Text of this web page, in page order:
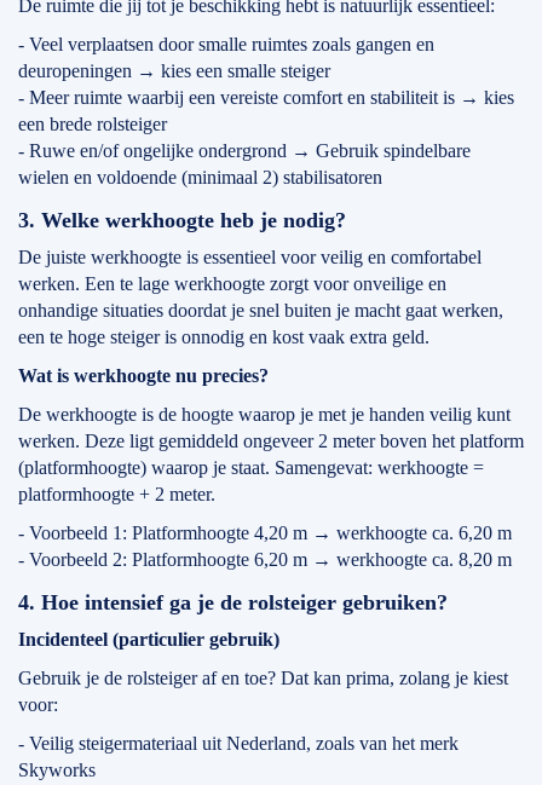
De ruimte die jij tot je beschikking hebt is natuurlijk essentieel:
- Veel verplaatsen door smalle ruimtes zoals gangen en
deuropeningen → kies een smalle steiger
- Meer ruimte waarbij een vereiste comfort en stabiliteit is → kies
een brede rolsteiger
- Ruwe en/of ongelijke ondergrond → Gebruik spindelbare
wielen en voldoende (minimaal 2) stabilisatoren
3. Welke werkhoogte heb je nodig?
De juiste werkhoogte is essentieel voor veilig en comfortabel
werken. Een te lage werkhoogte zorgt voor onveilige en
onhandige situaties doordat je snel buiten je macht gaat werken,
een te hoge steiger is onnodig en kost vaak extra geld.
Wat is werkhoogte nu precies?
De werkhoogte is de hoogte waarop je met je handen veilig kunt
werken. Deze ligt gemiddeld ongeveer 2 meter boven het platform
(platformhoogte) waarop je staat. Samengevat: werkhoogte =
platformhoogte + 2 meter.
- Voorbeeld 1: Platformhoogte 4,20 m → werkhoogte ca. 6,20 m
- Voorbeeld 2: Platformhoogte 6,20 m → werkhoogte ca. 8,20 m
4. Hoe intensief ga je de rolsteiger gebruiken?
Incidenteel (particulier gebruik)
Gebruik je de rolsteiger af en toe? Dat kan prima, zolang je kiest
voor:
- Veilig steigermateriaal uit Nederland, zoals van het merk
Skyworks